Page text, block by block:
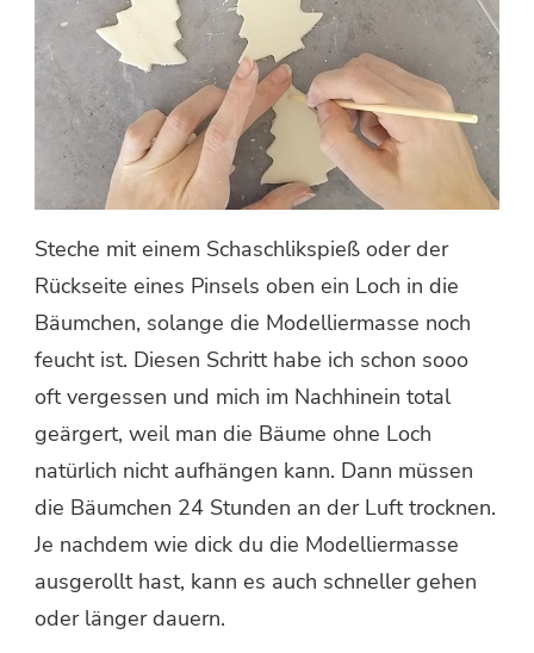
Steche mit einem Schaschlikspieß oder der
Rückseite eines Pinsels oben ein Loch in die
Bäumchen, solange die Modelliermasse noch
feucht ist. Diesen Schritt habe ich schon sooo
oft vergessen und mich im Nachhinein total
geärgert, weil man die Bäume ohne Loch
natürlich nicht aufhängen kann. Dann müssen
die Bäumchen 24 Stunden an der Luft trocknen.
Je nachdem wie dick du die Modelliermasse
ausgerollt hast, kann es auch schneller gehen
oder länger dauern.